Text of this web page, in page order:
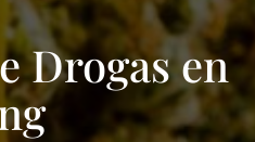
Drogas en